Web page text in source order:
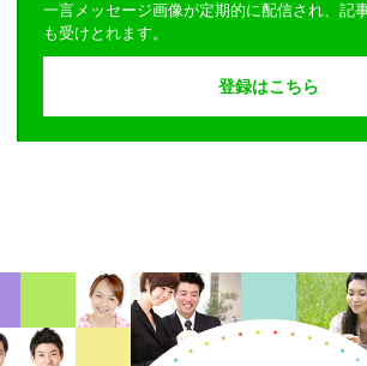
一言メッセージ画像が定期的に配信され、記
も受けとれます。
登録はこちら